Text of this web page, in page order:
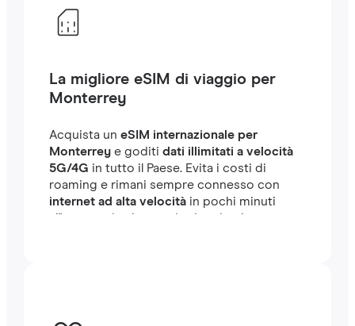
La migliore eSIM di viaggio per
Monterrey
Acquista un eSIM internazionale per
Monterreye goditi dati illimitati a velocità
5G/4G in tutto il Paese. Evita i costi di
roaming e rimani sempre connesso con
internet ad alta velocitàin pochi minuti
all'estero, sia che tu stia viaggiando o